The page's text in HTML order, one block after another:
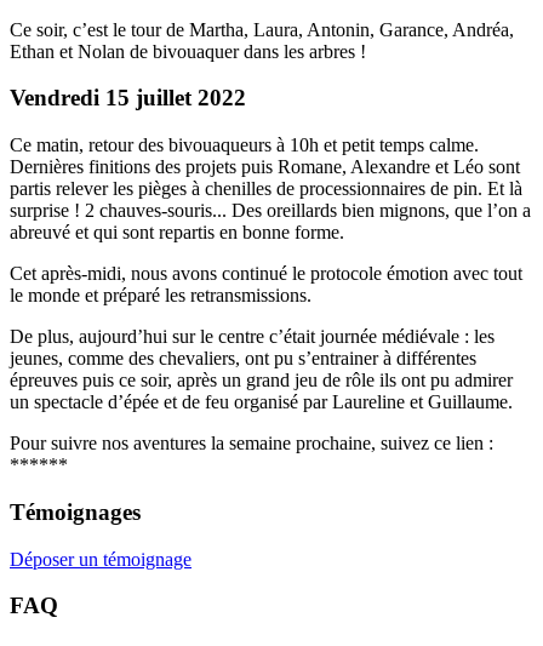
Ce soir, c’est le tour de Martha, Laura, Antonin, Garance, Andréa,
Ethan et Nolan de bivouaquer dans les arbres !
Vendredi 15 juillet 2022
Ce matin, retour des bivouaqueurs à 10h et petit temps calme.
Dernières finitions des projets puis Romane, Alexandre et Léo sont
partis relever les pièges à chenilles de processionnaires de pin. Et là
surprise ! 2 chauves-souris... Des oreillards bien mignons, que l’on a
abreuvé et qui sont repartis en bonne forme.
Cet après-midi, nous avons continué le protocole émotion avec tout
le monde et préparé les retransmissions.
De plus, aujourd’hui sur le centre c’était journée médiévale : les
jeunes, comme des chevaliers, ont pu s’entrainer à différentes
épreuves puis ce soir, après un grand jeu de rôle ils ont pu admirer
un spectacle d’épée et de feu organisé par Laureline et Guillaume.
Pour suivre nos aventures la semaine prochaine, suivez ce lien :
******
Témoignages
Déposer un témoignage
FAQ